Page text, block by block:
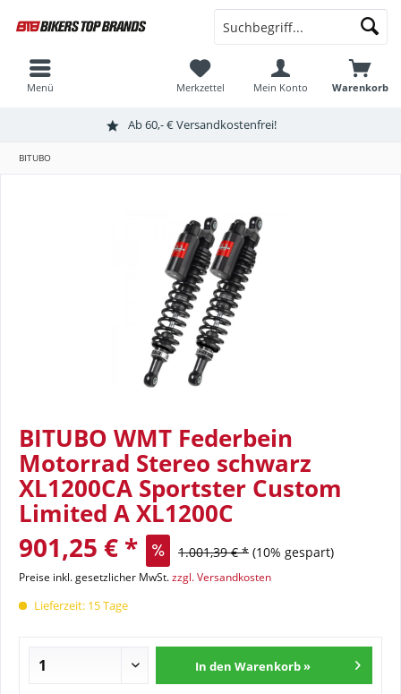
Ab 60,- € Versandkostenfrei!
Warenkorb
Merkzettel Mein Konto
Menü
BITUBO
BITUBO WMT Federbein
Motorrad Stereo schwarz
XL1200CA Sportster Custom
Limited A XL1200C
901,25 € * 1.001,39 € * (10% gespart)
Preise inkl. gesetzlicher MwSt.zzgl. Versandkosten
Lieferzeit: 15 Tage
In den Warenkorb »